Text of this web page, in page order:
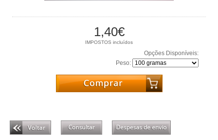
1,40€
IMPOSTOS incluídos
Opções Disponíveis:
Peso: